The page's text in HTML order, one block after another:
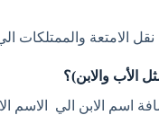
الامتعة والممتلكات
الأب والابن)؟
اسم الابن الي الاسم